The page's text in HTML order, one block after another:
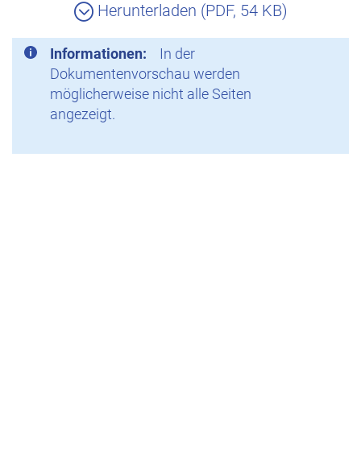
Herunterladen (PDF, 54 KB)
Informationen:
In der
Dokumentenvorschau werden
möglicherweise nicht alle Seiten
angezeigt.